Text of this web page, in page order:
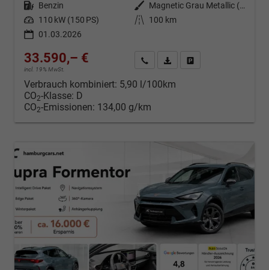
Kraftstoff Benzin Außenfarbe
Magnetic Grau Metallic (S7)
Leistung 110 kW (150 PS) Kilometerstand
100 km
01.03.2026
33.590,– €
incl. 19% MwSt.
Kontakt & Angebot anfordern
PDF-Datei, Fahrzeugexposé
Verbrauch kombiniert: 5,90 l/100km
CO2-Klasse: D
CO2-Emissionen: 134,00 g/km